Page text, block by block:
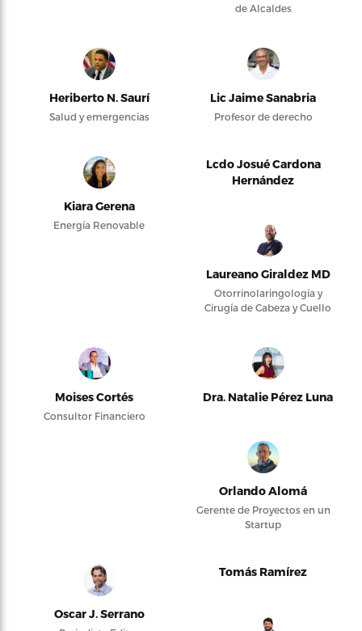
de Alcaldes
Heriberto N. Saurí
Salud y emergencias
Lic Jaime Sanabria
Profesor de derecho
Kiara Gerena
Energía Renovable
Lcdo Josué Cardona
Hernández
Laureano Giraldez MD
Otorrinolaringología y
Cirugía de Cabeza y Cuello
Moises Cortés
Consultor Financiero
Dra. Natalie Pérez Luna
Orlando Alomá
Gerente de Proyectos en un
Startup
Oscar J. Serrano
Tomás Ramírez